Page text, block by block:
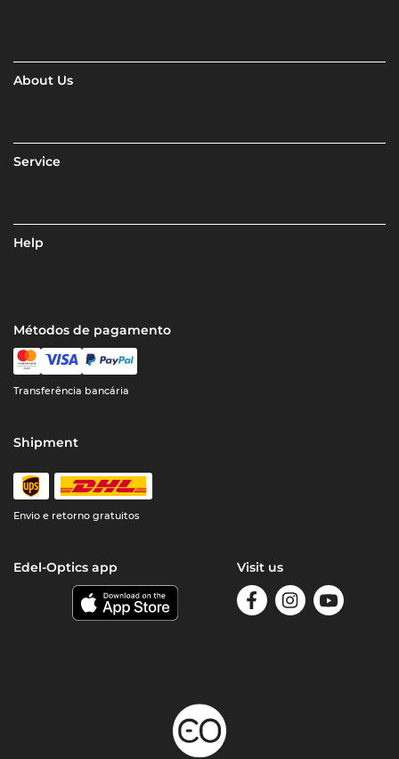
About Us
Service
Help
Métodos de pagamento
Transferência bancária
Shipment
Envio e retorno gratuitos
Edel-Optics app Visit us